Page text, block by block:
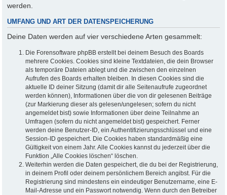
werden.
UMFANG UND ART DER DATENSPEICHERUNG
Deine Daten werden auf vier verschiedene Arten gesammelt:
Die Forensoftware phpBB erstellt bei deinem Besuch des Boards
mehrere Cookies. Cookies sind kleine Textdateien, die dein Browser
als temporäre Dateien ablegt und die zwischen den einzelnen
Aufrufen des Boards erhalten bleiben. In diesen Cookies sind die
aktuelle ID deiner Sitzung (damit dir alle Seitenaufrufe zugeordnet
werden können), Informationen über die von dir gelesenen Beiträge
(zur Markierung dieser als gelesen/ungelesen; sofern du nicht
angemeldet bist) sowie Informationen über deine Teilnahme an
Umfragen (sofern du nicht angemeldet bist) gespeichert. Ferner
werden deine Benutzer-ID, ein Authentifizierungsschlüssel und eine
Session-ID gespeichert. Die Cookies haben standardmäßig eine
Gültigkeit von einem Jahr. Alle Cookies kannst du jederzeit über die
Funktion „Alle Cookies löschen“ löschen.
Weiterhin werden die Daten gespeichert, die du bei der Registrierung,
in deinem Profil oder deinem persönlichem Bereich angibst. Für die
Registrierung sind mindestens ein eindeutiger Benutzername, eine E-
Mail-Adresse und ein Passwort notwendig. Wenn durch den Betreiber